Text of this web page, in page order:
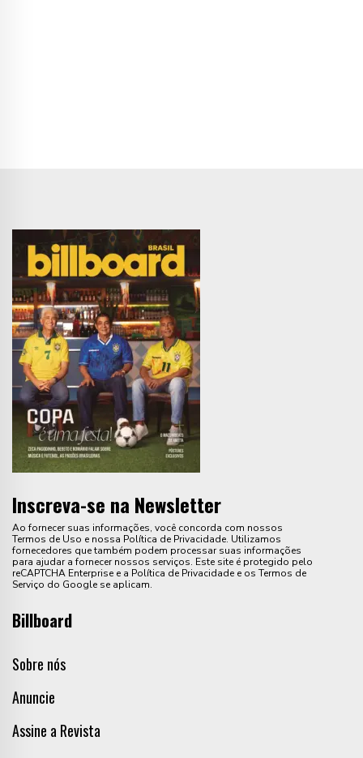
Inscreva-se na Newsletter
Ao fornecer suas informações, você concorda com nossos
Termos de Uso e nossa Política de Privacidade. Utilizamos
fornecedores que também podem processar suas informações
para ajudar a fornecer nossos serviços. Este site é protegido pelo
reCAPTCHA Enterprise e a Política de Privacidade e os Termos de
Serviço do Google se aplicam.
Billboard
Sobre nós
Anuncie
Assine a Revista